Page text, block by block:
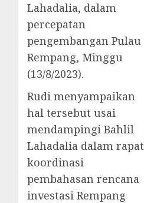
Lahadalia, dalam
percepatan
pengembangan Pulau
Rempang, Minggu
(13/8/2023).
Rudi menyampaikan
hal tersebut usai
mendampingi Bahlil
Lahadalia dalam rapat
koordinasi
pembahasan rencana
investasi Rempang